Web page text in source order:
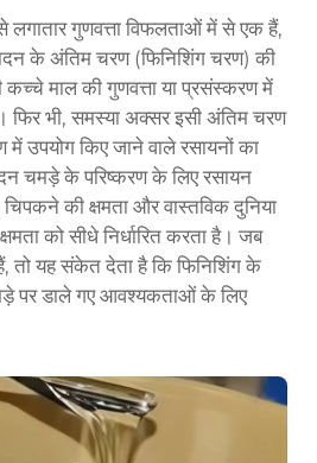
लगातार गुणवत्ता विफलताओं में से एक हैं,
के अंतिम चरण (फिनिशिंग चरण) की
माल की गुणवत्ता या प्रसंस्करण में
फिर भी, समस्या अक्सर इसी अंतिम चरण
उपयोग किए जाने वाले रसायनों का
चमड़े के परिष्करण के लिए रसायन
की क्षमता और वास्तविक दुनिया
को सीधे निर्धारित करता है। जब
हैं, तो यह संकेत देता है कि फिनिशिंग के
पर डाले गए आवश्यकताओं के लिए